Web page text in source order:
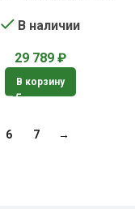
В наличии
29 789 ₽
В корзину
6 7 →